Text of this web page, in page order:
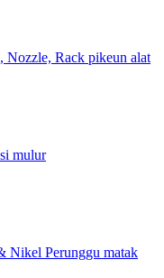
Nozzle, Rack pikeun alat
mulur
Nikel Perunggu matak